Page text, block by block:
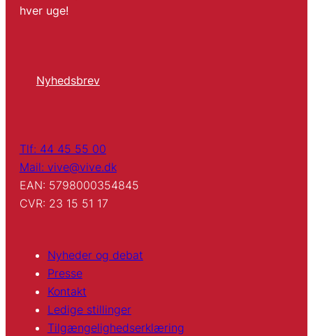
hver uge!
Nyhedsbrev
Tlf: 44 45 55 00
Mail: vive@vive.dk
EAN: 5798000354845
CVR: 23 15 51 17
Nyheder og debat
Presse
Kontakt
Ledige stillinger
Tilgængelighedserklæring